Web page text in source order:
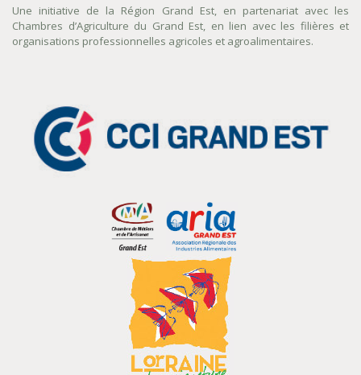
Une initiative de la Région Grand Est, en partenariat avec les
Chambres d’Agriculture du Grand Est, en lien avec les filières et
organisations professionnelles agricoles et agroalimentaires.